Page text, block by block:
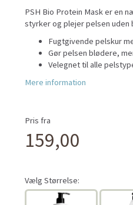
PSH Bio Protein Mask er en
styrker og plejer pelsen uden
Fugtgivende pelskur
Gør pelsen blødere,
Velegnet til alle
Mere information
Pris fra
159,00
Vælg Størrelse: